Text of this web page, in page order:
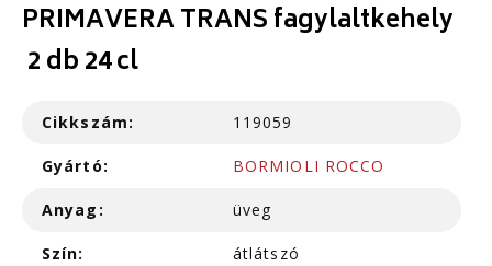
PRIMAVERA TRANS fagylaltkehely
2 db 24 cl
Cikkszám: 119059
Gyártó: BORMIOLI ROCCO
Anyag: üveg
Szín: átlátszó